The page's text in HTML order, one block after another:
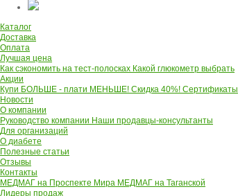
Каталог
Доставка
Оплата
Лучшая цена
Как сэкономить на тест-полосках Какой глюкометр выбрать
Акции
Купи БОЛЬШЕ - плати МЕНЬШЕ! Скидка 40%! Сертификаты
Новости
О компании
Руководство компании Наши продавцы-консультанты
Для организаций
О диабете
Полезные статьи
Отзывы
Контакты
МЕДМАГ на Проспекте Мира МЕДМАГ на Таганской
Лидеры продаж